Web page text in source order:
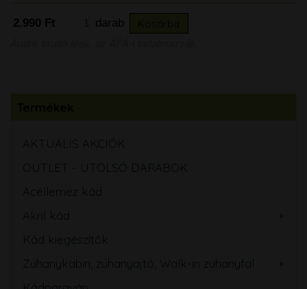
2.990 Ft darab
AKTUÁLIS AKCIÓK
OUTLET - UTOLSÓ DARABOK
Acéllemez kád
Akril kád
Kád kiegészítők
Zuhanykabin, zuhanyajtó, Walk-in zuhanyfal